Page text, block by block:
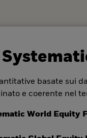
basate sui
e coerente nel
World Equity